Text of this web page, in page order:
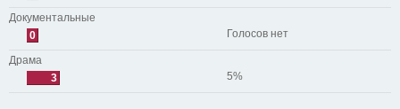
Документальные
0
Голосов нет
Драма
3
5%